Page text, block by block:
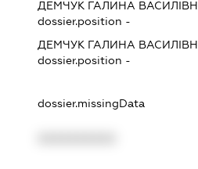
ДЕМЧУК ГАЛИНА
dossier.position -
ДЕМЧУК ГАЛИНА
dossier.position -
dossier.missingData